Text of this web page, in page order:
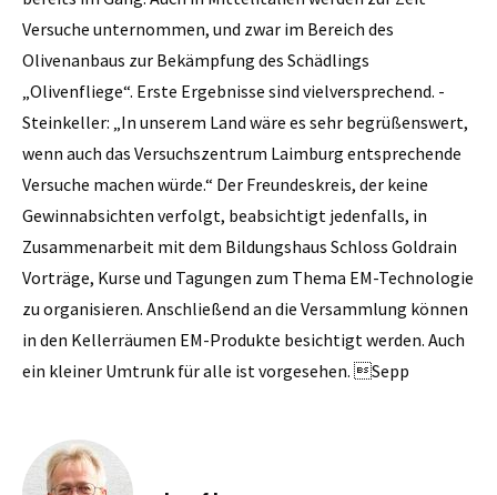
Versuche unternommen, und zwar im Bereich des
Olivenanbaus zur Bekämpfung des Schädlings
„Olivenfliege“. Erste Ergebnisse sind vielversprechend. ­
Steinkeller: „In unserem Land wäre es sehr begrüßenswert,
wenn auch das Versuchszentrum Laimburg entsprechende
Versuche machen würde.“ Der Freundeskreis, der keine
Gewinnabsichten verfolgt, beabsichtigt jedenfalls, in
Zusammenarbeit mit dem Bildungshaus Schloss Goldrain
Vorträge, Kurse und Tagungen zum Thema EM-Technologie
zu organisieren. Anschließend an die Versammlung können
in den Kellerräumen EM-Produkte besichtigt werden. Auch
ein kleiner Umtrunk für alle ist vorgesehen. Sepp